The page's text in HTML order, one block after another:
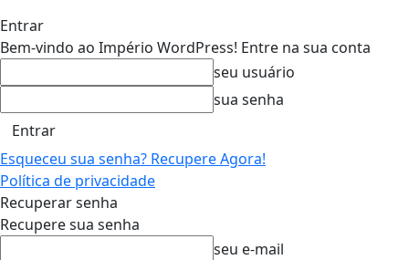
Entrar
Bem-vindo ao Império WordPress! Entre na sua conta
seu usuário
sua senha
Esqueceu sua senha? Recupere Agora!
Política de privacidade
Recuperar senha
Recupere sua senha
seu e-mail